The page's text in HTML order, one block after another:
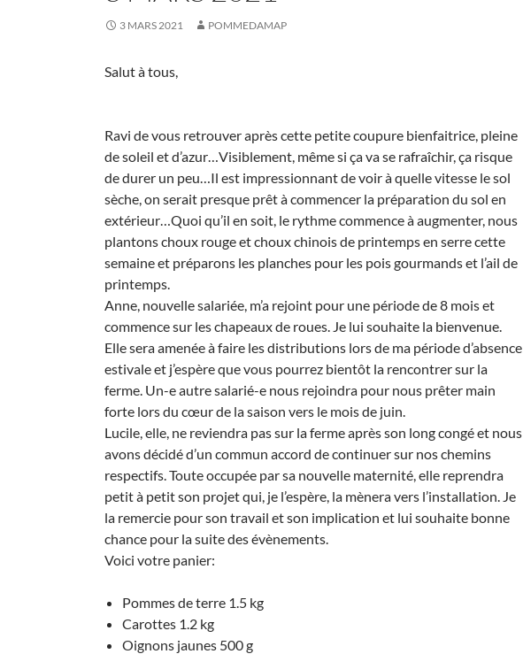
3 MARS 2021 POMMEDAMAP
Salut à tous,
Ravi de vous retrouver après cette petite coupure bienfaitrice, pleine
de soleil et d’azur…Visiblement, même si ça va se rafraîchir, ça risque
de durer un peu…Il est impressionnant de voir à quelle vitesse le sol
sèche, on serait presque prêt à commencer la préparation du sol en
extérieur…Quoi qu’il en soit, le rythme commence à augmenter, nous
plantons choux rouge et choux chinois de printemps en serre cette
semaine et préparons les planches pour les pois gourmands et l’ail de
printemps.
Anne, nouvelle salariée, m’a rejoint pour une période de 8 mois et
commence sur les chapeaux de roues. Je lui souhaite la bienvenue.
Elle sera amenée à faire les distributions lors de ma période d’absence
estivale et j’espère que vous pourrez bientôt la rencontrer sur la
ferme. Un-e autre salarié-e nous rejoindra pour nous prêter main
forte lors du cœur de la saison vers le mois de juin.
Lucile, elle, ne reviendra pas sur la ferme après son long congé et nous
avons décidé d’un commun accord de continuer sur nos chemins
respectifs. Toute occupée par sa nouvelle maternité, elle reprendra
petit à petit son projet qui, je l’espère, la mènera vers l’installation. Je
la remercie pour son travail et son implication et lui souhaite bonne
chance pour la suite des évènements.
Voici votre panier:
Pommes de terre 1.5 kg
Carottes 1.2 kg
Oignons jaunes 500 g